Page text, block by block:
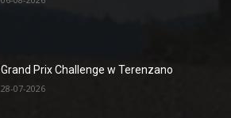
Grand Prix Challenge w Terenzano
28-07-2026